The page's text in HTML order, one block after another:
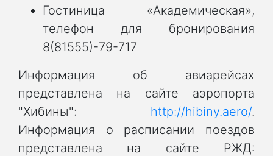
Гостиница «Академическая»,
телефон для бронирования
8(81555)-79-717
Информация об авиарейсах
представлена на сайте аэропорта
"Хибины": http://hibiny.aero/.
Информация о расписании поездов
представлена на сайте РЖД: